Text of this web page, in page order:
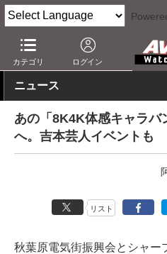
カテゴリ ログイン
AV Watch 製品 テレビ シャ
ニュース
あの「8K4K体感キャラバ
へ。吉本芸人イベントも
リスト
秋葉原電気街振興会とシャー